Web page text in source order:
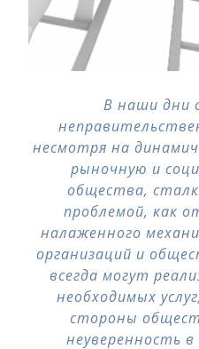
В наши дни
несмотря на
рыночную и
общества,
проблемой, как
налаженного
организаций и
всегда могут
необходимых
стороны
неуверенность